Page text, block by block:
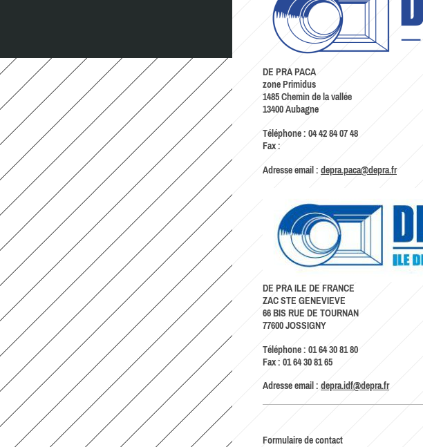
DE PRA PACA
zone Primidus
1485 Chemin de la vallée
13400Aubagne
Téléphone : 04 42 84 07 48
Fax :
Adresse email : depra.paca@depra.fr
DE PRA ILE DE FRANCE
ZAC STE GENEVIEVE
66 BIS RUE DE TOURNAN
77600JOSSIGNY
Téléphone : 01 64 30 81 80
Fax : 01 64 30 81 65
Adresse email : depra.idf@depra.fr
Formulaire de contact